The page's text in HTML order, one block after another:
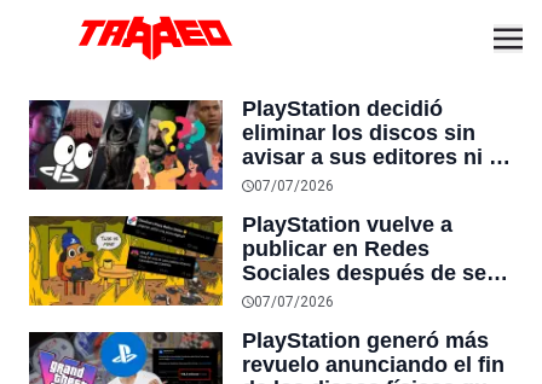
PlayStation decidió
eliminar los discos sin
avisar a sus editores ni a
sus socios comerciales:
cuenta de que podríamos
quedarnos sin trabajo”
07/07/2026
PlayStation vuelve a
publicar en Redes
Sociales después de seis
días promocionando un
¿Alguien pidió una pizza
digital?
07/07/2026
PlayStation generó más
revuelo anunciando el fin